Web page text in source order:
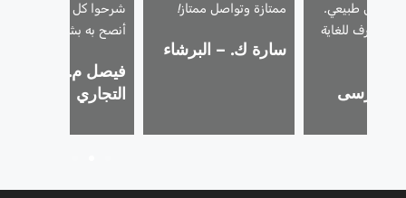
بشكل طبيعي.
محترف للغاية
– مرسى
ممتازة وتواصل ممتاز!
سارة ك. – البرشاء
شرحوا كل شيء بوضوح.
أنصح به بشدة!
فيصل م. – الخليج
التجاري